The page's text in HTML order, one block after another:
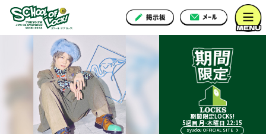
期間限定LOCKS!
5週目 月-木曜日 22:15
syudou OFFICIAL SITE